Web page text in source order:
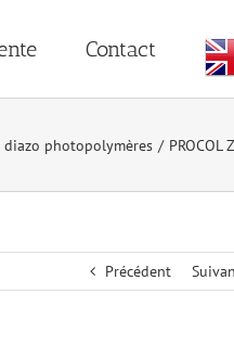
Contact
diazo photopolymères / PROCOL
Précédent